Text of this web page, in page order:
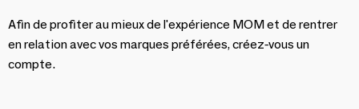
Afin de profiter au mieux de l'expérience MOM et de rentrer
en relation avec vos marques préférées, créez-vous un
compte.